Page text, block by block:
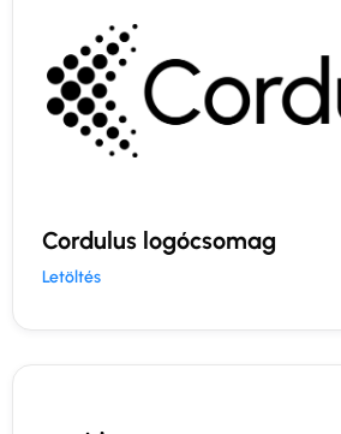
Cordulus logócsomag
Letöltés